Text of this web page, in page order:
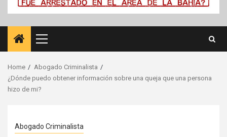
Primary
Menu
Home
Abogado Criminalista
¿Dónde puedo obtener información sobre una queja que una persona
hizo de mi?
Abogado Criminalista